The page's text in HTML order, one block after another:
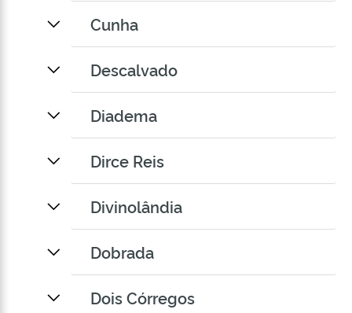
Cunha
Descalvado
Diadema
Dirce Reis
Divinolândia
Dobrada
Dois Córregos